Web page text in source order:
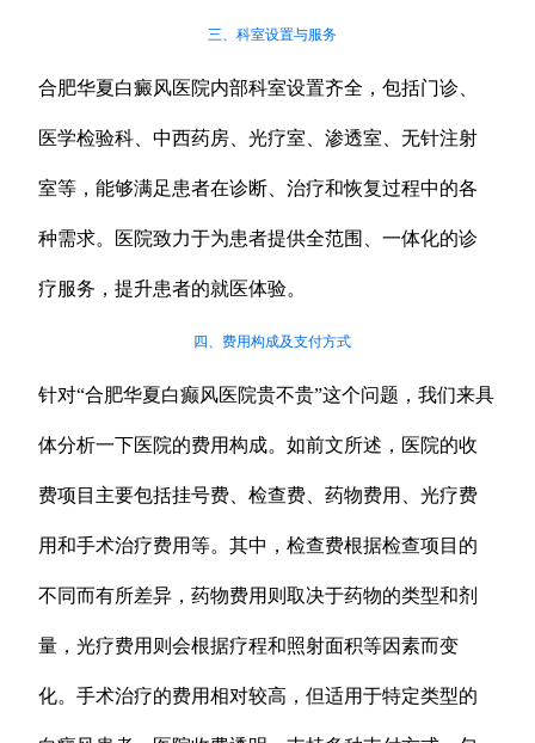
三、科室设置与服务
合肥华夏白癜风医院内部科室设置齐全，包括门诊、
医学检验科、中西药房、光疗室、渗透室、无针注射
室等，能够满足患者在诊断、治疗和恢复过程中的各
种需求。医院致力于为患者提供全范围、一体化的诊
疗服务，提升患者的就医体验。
四、费用构成及支付方式
针对“合肥华夏白癫风医院贵不贵”这个问题，我们来具
体分析一下医院的费用构成。如前文所述，医院的收
费项目主要包括挂号费、检查费、药物费用、光疗费
用和手术治疗费用等。其中，检查费根据检查项目的
不同而有所差异，药物费用则取决于药物的类型和剂
量，光疗费用则会根据疗程和照射面积等因素而变
化。手术治疗的费用相对较高，但适用于特定类型的